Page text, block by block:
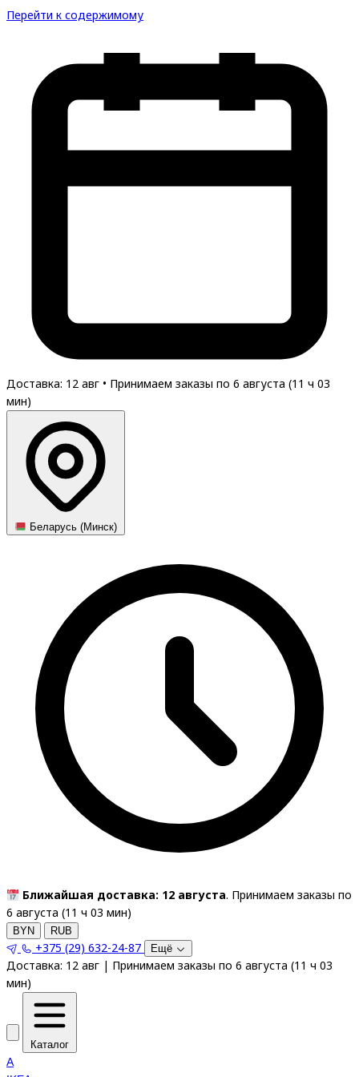
Перейти к содержимому
Доставка: 12 авг • Принимаем заказы по 6 августа (11 ч 03
мин)
Беларусь (Минск)
Ближайшая доставка: 12 августа. Принимаем заказы по
6 августа (11 ч 03 мин)
BYN RUB
+375 (29) 632-24-87 Ещё
Доставка: 12 авг | Принимаем заказы по 6 августа (11 ч 03
мин)
Каталог
A